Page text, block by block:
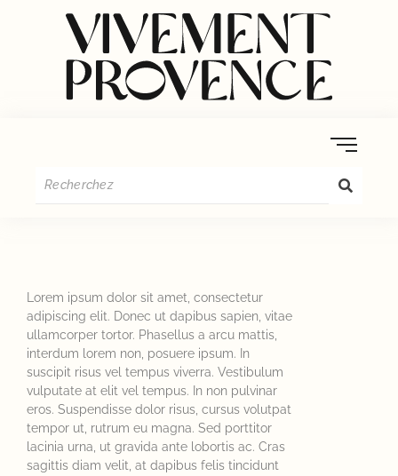
Lorem ipsum dolor sit amet, consectetur
adipiscing elit. Donec ut dapibus sapien, vitae
ullamcorper tortor. Phasellus a arcu mattis,
interdum lorem non, posuere ipsum. In
suscipit risus vel tempus viverra. Vestibulum
vulputate at elit vel tempus. In non pulvinar
eros. Suspendisse dolor risus, cursus volutpat
tempor ut, rutrum eu magna. Sed porttitor
lacinia urna, ut gravida ante lobortis ac. Cras
sagittis diam velit, at dapibus felis tincidunt